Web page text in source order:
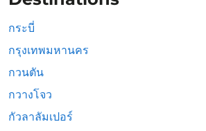
กระบี่
กรุงเทพมหานคร
กวนตัน
กวางโจว
กัวลาลัมเปอร์